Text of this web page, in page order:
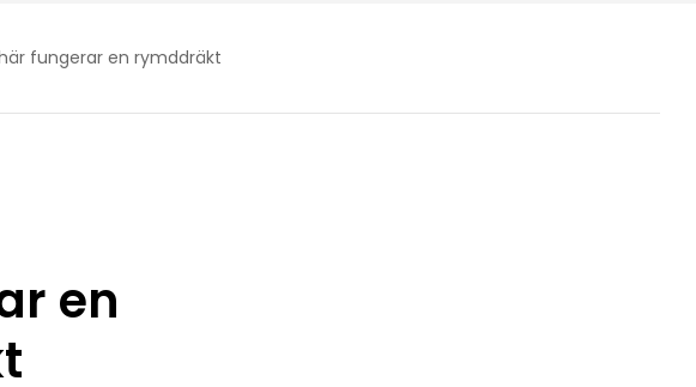
fungerar en rymddräkt
en